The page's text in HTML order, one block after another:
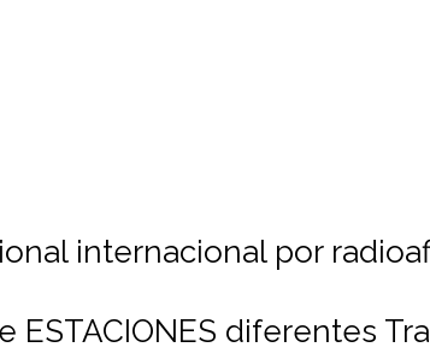
internacional por
diferentes